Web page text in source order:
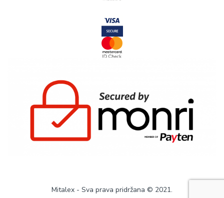
Mitalex - Sva prava pridržana © 2021.